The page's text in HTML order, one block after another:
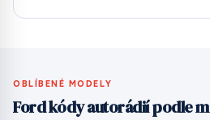
OBLÍBENÉ MODELY
Ford kódy autorádií podle